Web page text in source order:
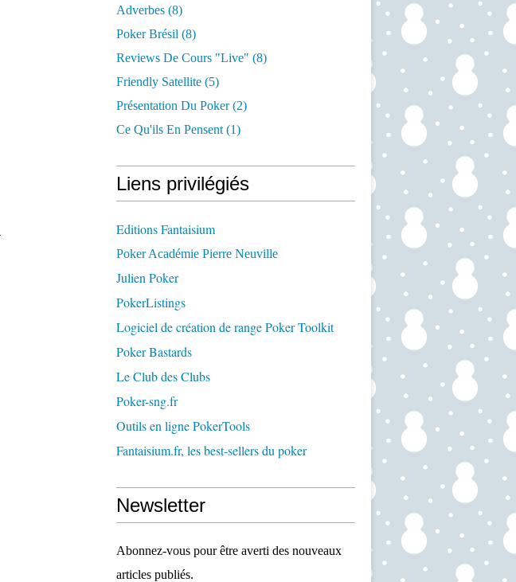
Adverbes (8)
Poker Brésil (8)
Reviews De Cours "live" (8)
Friendly Satellite (5)
Présentation Du Poker(2)
Ce Qu'ils En Pensent (1)
Liens privilégiés
Editions Fantaisium
Poker Académie Pierre Neuville
Julien Poker
PokerListings
Logiciel de création de range Poker Toolkit
Poker Bastards
Le Club des Clubs
Poker-sng.fr
Outils en ligne PokerTools
Fantaisium.fr, les best-sellers du poker
Newsletter
Abonnez-vous pour être averti des nouveaux
articles publiés.